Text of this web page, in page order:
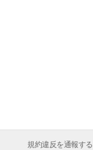
規約違反を通報する